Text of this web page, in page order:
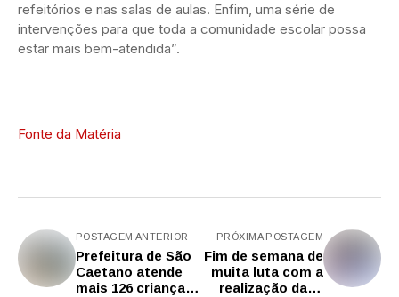
refeitórios e nas salas de aulas. Enfim, uma série de
intervenções para que toda a comunidade escolar possa
estar mais bem-atendida”.
Fonte da Matéria
POSTAGEM ANTERIOR
Prefeitura de São
Caetano atende
mais 126 crianças
PRÓXIMA POSTAGEM
Fim de semana de
muita luta com a
realização da 9ª